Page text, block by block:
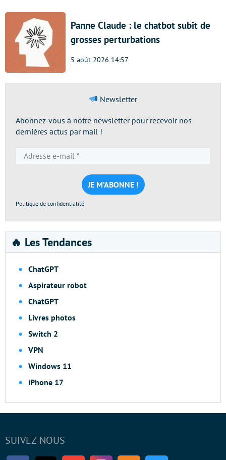
Panne Claude : le chatbot subit de
grosses perturbations
5 août 2026 14:57
Newsletter
Abonnez-vous à notre newsletter pour recevoir nos
dernières actus par mail !
e-
mail
*
Politique de confidentialité
🔥 Les Tendances
ChatGPT
Aspirateur robot
ChatGPT
Livres photos
Switch 2
VPN
Windows 11
iPhone 17
SUIVEZ-NOUS